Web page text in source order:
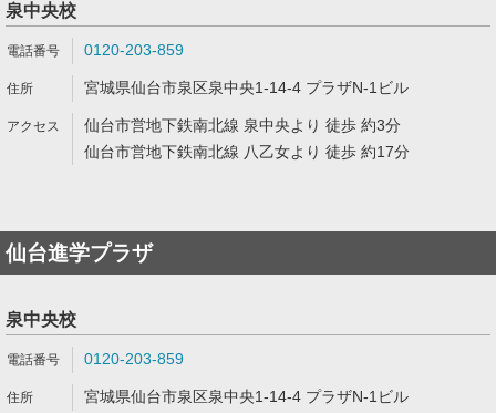
泉中央校
0120-203-859
宮城県仙台市泉区泉中央1-14-4 プラザN-1ビル
仙台市営地下鉄南北線 泉中央より 徒歩 約3分
仙台市営地下鉄南北線 八乙女より 徒歩 約17分
仙台進学プラザ
泉中央校
0120-203-859
宮城県仙台市泉区泉中央1-14-4 プラザN-1ビル